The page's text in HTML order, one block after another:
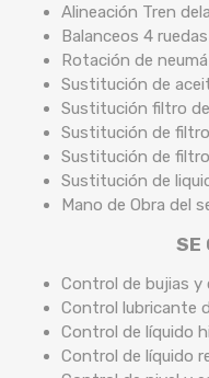
Alineación Tren
Balanceos 4 ruedas
Rotación de
Sustitución de
Sustitución filtro
Sustitución de
Sustitución de
Sustitución de
Mano de Obra del
SE
Control de bujias y
Control lubricante
Control de líquido
Control de líquido